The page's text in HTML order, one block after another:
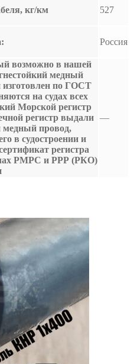
кг/км 527
Россия
возможно в нашей
медный
изготовлен по ГОСТ
на судах всех
Морской регистр
регистр выдали
медный провод,
в судостроении и
регистра
РМРС и РРР (РКО)
—